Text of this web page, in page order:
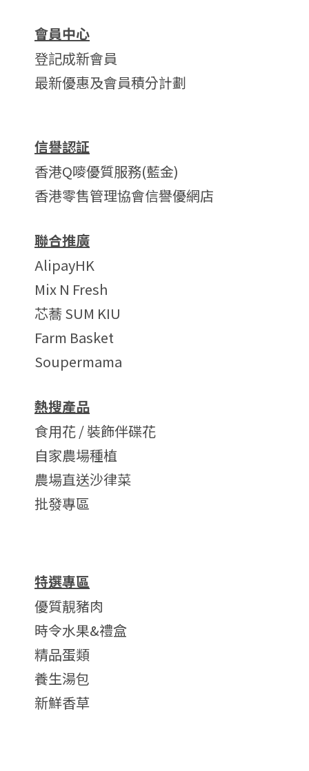
會員中心
登記成新會員
最新優惠及會員積分計劃
信譽認証
香港Q嘜優質服務(藍金)
香港零售管理協會信譽優網店
聯合推廣
AlipayHK
Mix N Fresh
芯蕎 SUM KIU
Farm Basket
Soupermama
熱搜產品
食用花 / 裝飾伴碟花
自家農場種植
農場直送沙律菜
批發專區
特選專區
優質靚豬肉
時令水果&禮盒
精品蛋類
養生湯包
新鮮香草